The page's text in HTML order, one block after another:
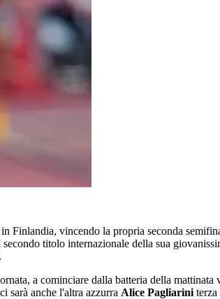
in Finlandia, vincendo la propria seconda
titolo internazionale della sua
a cominciare dalla batteria della
sarà anche l'altra azzurra Alice Pagliarini